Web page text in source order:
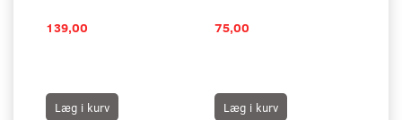
139,00
Læg i kurv
75,00
Læg i kurv